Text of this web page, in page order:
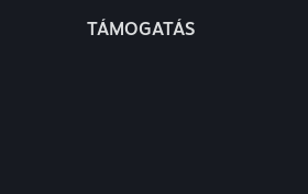
TÁMOGATÁS